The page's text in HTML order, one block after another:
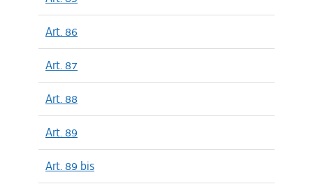
Art. 86
Art. 87
Art. 88
Art. 89
Art. 89 bis